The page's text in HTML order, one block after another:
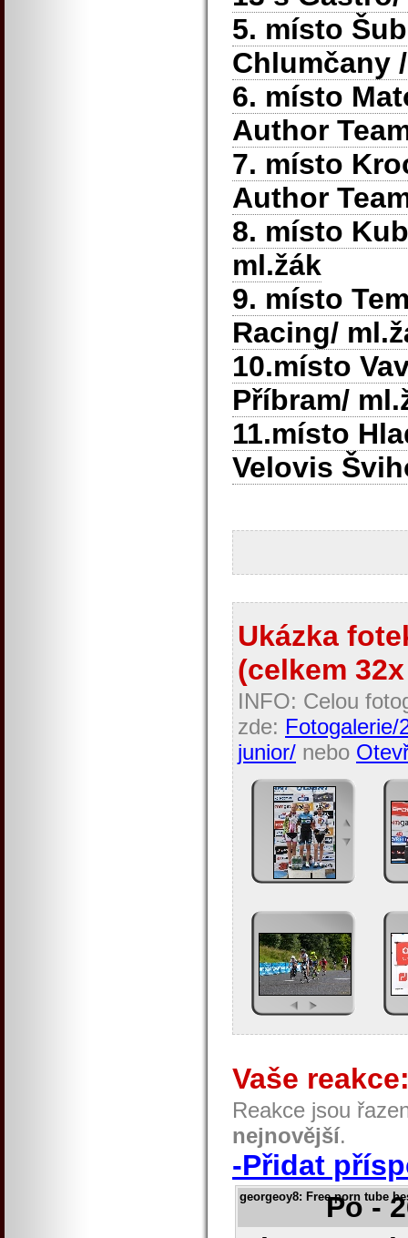
5. místo
Chlumčany
6. místo
Author
7. místo
Author
8. místo
ml.žák
9. místo
Racing/
10.místo
Příbram/
11.místo
Velovis
Ukázka
(celkem
INFO: Celou
zde: Fotogalerie/
junior/ nebo
Vaše
Reakce jsou
nejnovější.
-Přidat
georgeoy8: Free porn tube
Po -